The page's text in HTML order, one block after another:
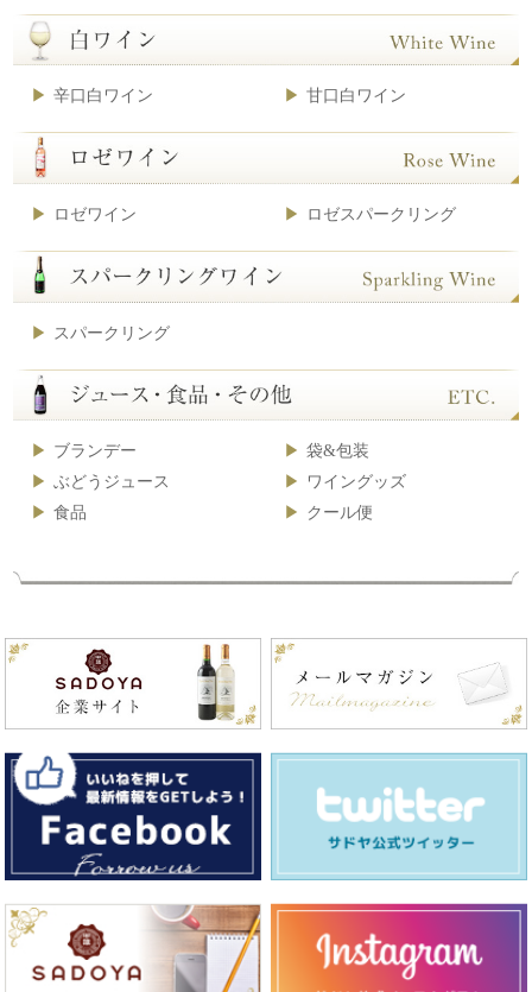
辛口白ワイン 甘口白ワイン
ロゼワイン ロゼスパークリング
スパークリング
ブランデー
袋&包装
ぶどうジュース
ワイングッズ
食品
クール便